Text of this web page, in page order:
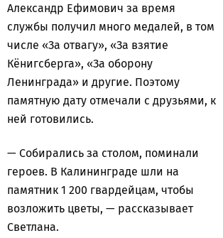
Александр Ефимович за время
службы получил много медалей, в том
числе «За отвагу», «За взятие
Кёнигсберга», «За оборону
Ленинграда» и другие. Поэтому
памятную дату отмечали с друзьями, к
ней готовились.
— Собирались за столом, поминали
героев. В Калининграде шли на
памятник 1 200 гвардейцам, чтобы
возложить цветы, — рассказывает
Светлана.